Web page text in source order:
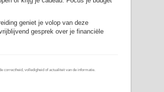
geniet je volop van deze
gesprek over je financiële
correctheid, volledigheid of actualiteit van de informatie.